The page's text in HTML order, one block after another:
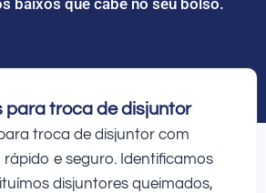
para troca de disjuntor
troca de disjuntor com
e seguro. Identificamos
disjuntores queimados,